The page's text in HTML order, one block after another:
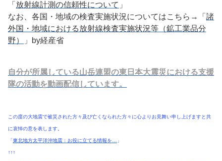
「 放射線計測の信頼性について 」
なお、各国・地域の検査実施状況についてはこちら→「 諸
外国・地域における放射線検査実施状況等（鉱工業品分
野）
」by経産省
自分が所属している山岳連盟の東日本大震災における支援
隊の活動を動画配信しています。
この度の大地震で被災された方々及び亡くなられた方々に心よりお見舞い申し上げますと共
に哀悼の意を表します。
「東北地方太平洋沖地震：お役に立てる情報を… 」
↑↑↑